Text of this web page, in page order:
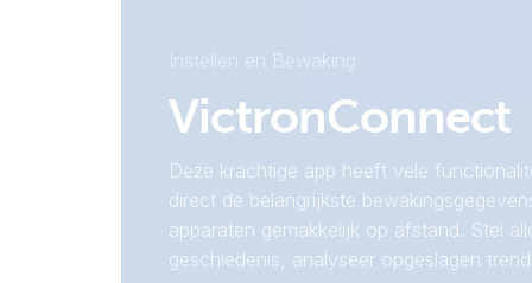
Instellen en Bewaking
VictronConnect
Deze krachtige app heeft vele
direct de belangrijkste
apparaten gemakkelijk op afstand. Stel
geschiedenis, analyseer opgeslagen